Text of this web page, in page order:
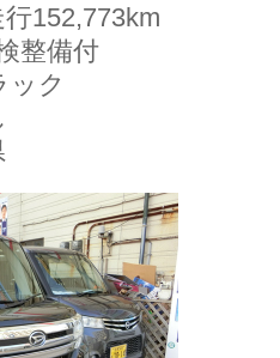
152,773km
整備付
ク